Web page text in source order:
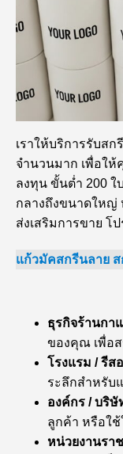
เราให้บริการรับส
จำนวนมาก เพื่อใ
ลงทุน ขั้นต่ำ 200
กลางถึงขนาดใหญ่
ส่งเสริมการขาย โ
แก้วมัคสกรีนลาย
ธุรกิจร้านกา
ของคุณ เพื่อส
โรงแรม / รีส
ระลึกสำหรั
องค์กร / บริษั
ลูกค้า หรือใช้
หน่วยงานรา